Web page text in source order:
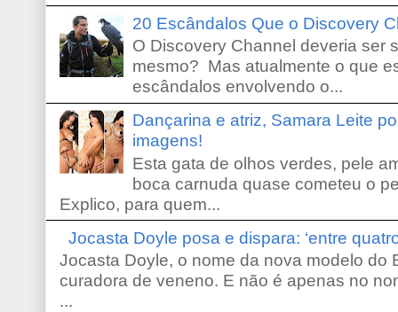
20 Escândalos Que o Discovery
O Discovery Channel deveria ser
mesmo? Mas atualmente o que
escândalos envolvendo o...
Dançarina e atriz, Samara Leite
imagens!
Esta gata de olhos verdes, pele
boca carnuda quase cometeu o
Explico, para quem...
Jocasta Doyle posa e dispara: ‘entre
Jocasta Doyle, o nome da nova modelo do
curadora de veneno. E não é apenas no
...